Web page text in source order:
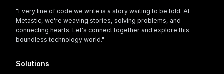
"Every line of code we write is a story waiting to be told. At
Metastic, we're weaving stories, solving problems, and
connecting hearts. Let's connect together and explore this
boundless technology world."
Solutions